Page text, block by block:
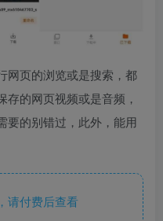
网页的浏览或是搜索，都
的网页视频或是音频，
要的别错过，此外，能用
请付费后查看